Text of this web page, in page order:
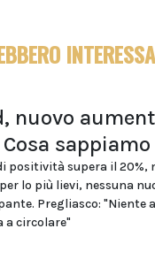
nuovo
Cosa sappiamo
positività supera il 20%,
lo più lievi, nessuna
Pregliasco: "Niente
a circolare"